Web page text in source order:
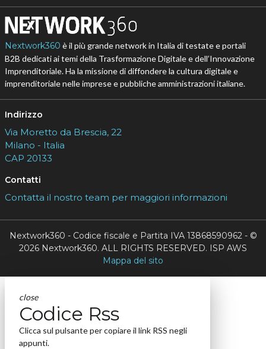
Nextwork360 è il più grande network in Italia di testate e portali
B2B dedicati ai temi della Trasformazione Digitale e dell’Innovazione
Imprenditoriale. Ha la missione di diffondere la cultura digitale e
imprenditoriale nelle imprese e pubbliche amministrazioni italiane.
Indirizzo
Via Moretto da Brescia, 22
Milano - Italia
CAP 20133
Contatti
Contatta il nostro team per maggiori informazioni
Nextwork360 - Codice fiscale e Partita IVA 13868590962 - ©
2026 Nextwork360. ALL RIGHTS RESERVED. ISP AWS
Mappa del sito
close
Codice Rss
Clicca sul pulsante per copiare il link RSS negli
appunti.